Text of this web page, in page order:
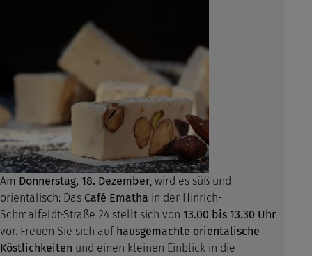
Am Donnerstag, 18. Dezember, wird es süß und
orientalisch: Das Café Ematha in der Hinrich-
Schmalfeldt-Straße 24 stellt sich von 13.00 bis 13.30 Uhr
vor. Freuen Sie sich auf hausgemachte orientalische
Köstlichkeiten und einen kleinen Einblick in die